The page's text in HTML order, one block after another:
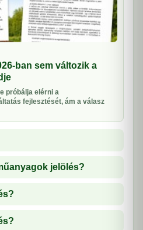
ban sem változik a
próbálja elérni a
fejlesztését, ám a válasz
jelölés?